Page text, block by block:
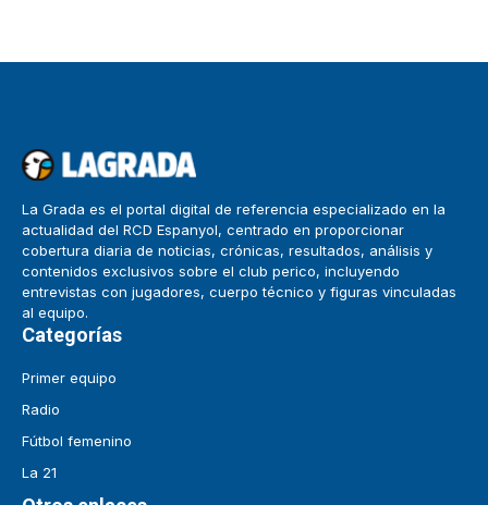
La Grada es el portal digital de referencia especializado en la
actualidad del RCD Espanyol, centrado en proporcionar
cobertura diaria de noticias, crónicas, resultados, análisis y
contenidos exclusivos sobre el club perico, incluyendo
entrevistas con jugadores, cuerpo técnico y figuras vinculadas
al equipo.
Categorías
Primer equipo
Radio
Fútbol femenino
La 21